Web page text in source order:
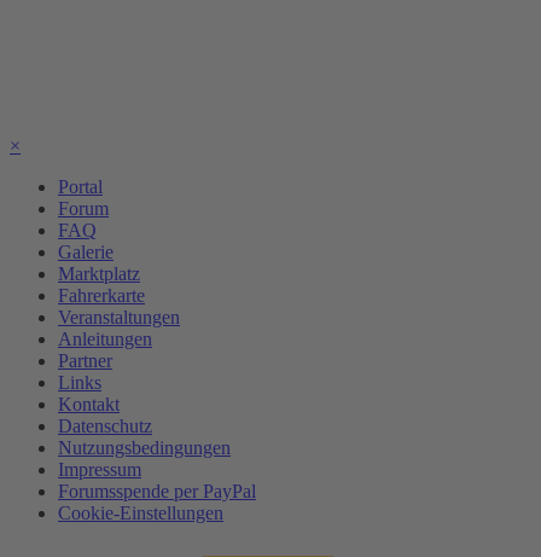
×
Portal
Forum
FAQ
Galerie
Marktplatz
Fahrerkarte
Veranstaltungen
Anleitungen
Partner
Links
Kontakt
Datenschutz
Nutzungsbedingungen
Impressum
Forumsspende per PayPal
Cookie-Einstellungen